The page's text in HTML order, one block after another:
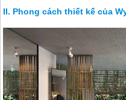
Phong cách thiết kế của